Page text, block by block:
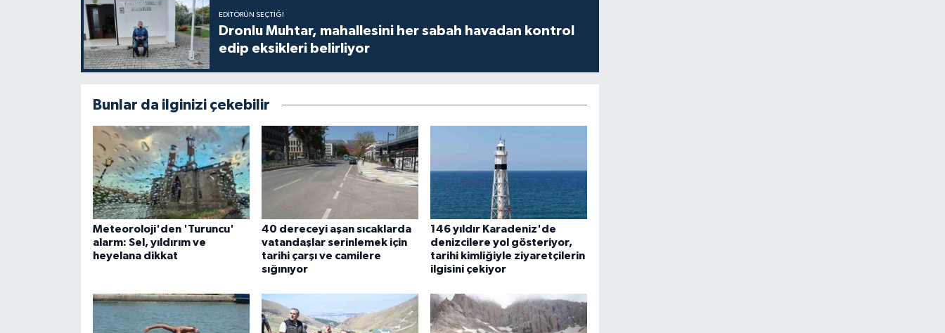
EDITÖRÜN SEÇTIĞI
Dronlu Muhtar, mahallesini her sabah havadan kontrol
edip eksikleri belirliyor
Bunlar da ilginizi çekebilir
Meteoroloji'den 'Turuncu'
alarm: Sel, yıldırım ve
heyelana dikkat
40 dereceyi aşan sıcaklarda
vatandaşlar serinlemek için
tarihi çarşı ve camilere
sığınıyor
146 yıldır Karadeniz'de
denizcilere yol gösteriyor,
tarihi kimliğiyle ziyaretçilerin
ilgisini çekiyor